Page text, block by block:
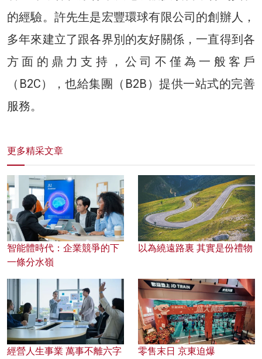
的經驗。許先生是宏豐環球有限公司的創辦人，
多年來建立了跟各界別的友好關係，一直得到各
方面的鼎力支持，公司不僅為一般客戶
（B2C），也給集團（B2B）提供一站式的完善
服務。
更多精采文章
智能體時代：企業競爭的下
一條分水嶺
以為繞遠路裏 其實是份禮物
經營人生事業 萬事不離六字
零售末日 京東迫爆